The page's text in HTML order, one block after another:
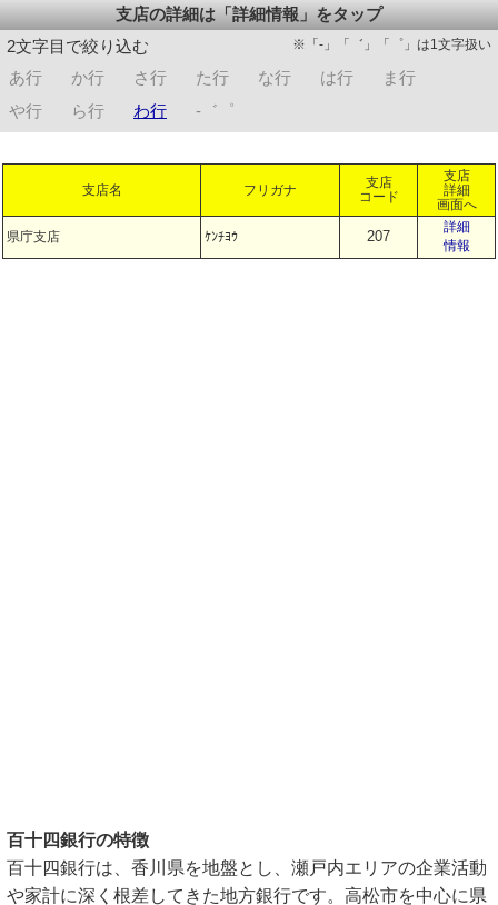
支店の詳細は「詳細情報」をタップ
2文字目で絞り込む
※「-」「゛」「゜」は1文字扱い
あ行 か行 さ行 た行 な行 は行
ま行
や行
ら行 わ行 -゛゜
支店名 フリガナ
支店
コード
支店
詳細
画面へ
県庁支店 ｹﾝﾁﾖｳ 207
詳細
情報
百十四銀行の特徴
百十四銀行は、香川県を地盤とし、瀬戸内エリアの企業活動
や家計に深く根差してきた地方銀行です。高松市を中心に県